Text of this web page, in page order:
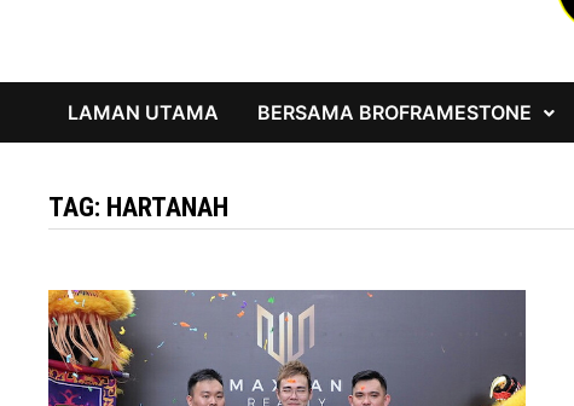
LAMAN UTAMA BERSAMA BROFRAMESTONE
TAG: HARTANAH